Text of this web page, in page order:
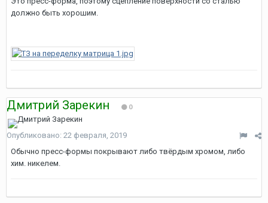
должно быть хорошим.
Дмитрий Зарекин 0
Опубликовано: 22 февраля, 2019
Обычно пресс-формы покрывают либо твёрдым хромом, либо
хим. никелем.